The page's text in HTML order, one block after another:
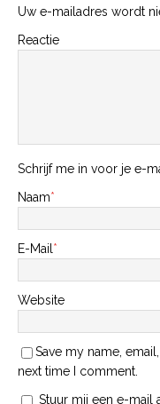
Uw e-mailadres wordt
Reactie
Schrijf me in voor je e-
Naam*
E-Mail *
Website
Save my name,
next time I comment.
Stuur mij een e-mail